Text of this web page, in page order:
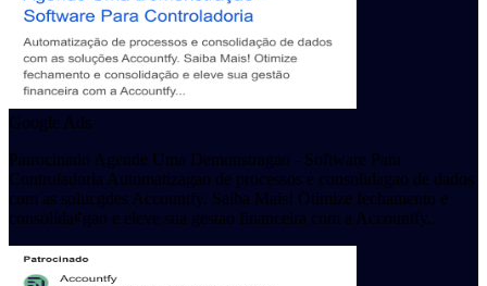
Google Ads
Patrocinado Agende Uma Demonstragao - Software Para
Controladoria Automatizagao de processos e consolidagao de dados
com as solucgdes Accountfy. Saiba Mais! Otimize fechamento e
consolida¢gao e eleve sua gestao financeira com a Accountfy...